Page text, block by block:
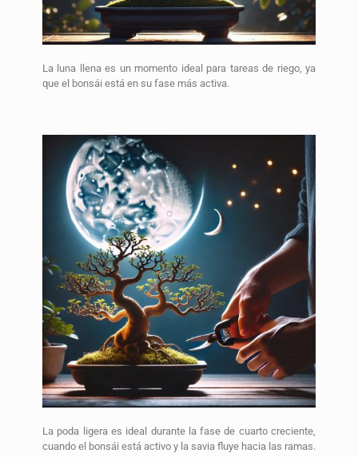
La luna llena es un momento ideal para tareas de riego, ya
que el bonsái está en su fase más activa.
La poda ligera es ideal durante la fase de cuarto creciente,
cuando el bonsái está activo y la savia fluye hacia las ramas.